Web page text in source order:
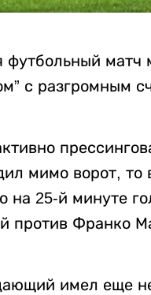
матч
с разгромным
мимо ворот, то
25-й минуте
против Франко
имел еще